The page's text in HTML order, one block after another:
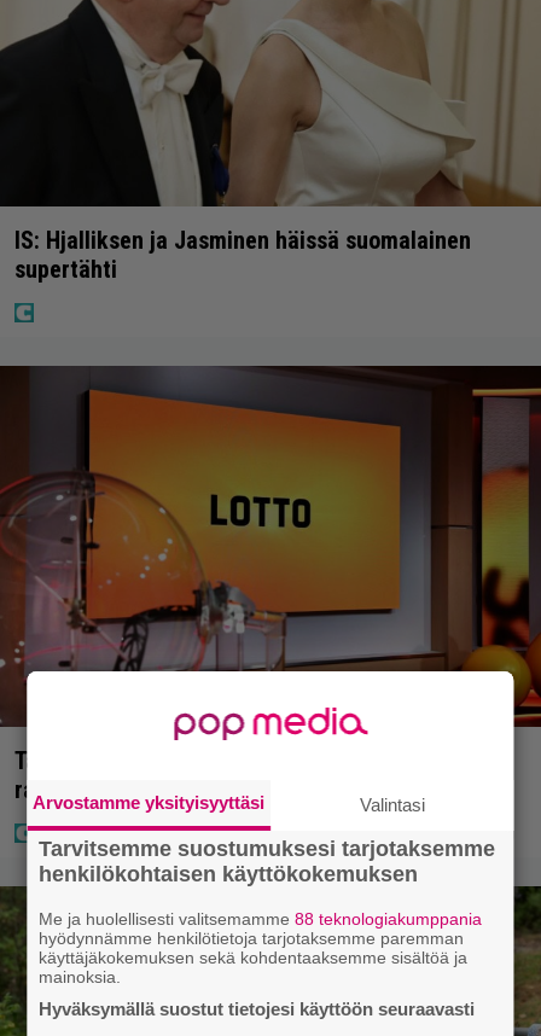
IS: Hjalliksen ja Jasminen häissä suomalainen
supertähti
Täällä pelattiin lauantain Loton ja Jokerin isot
rahat – Tokmannilla, ABC:lla, netissä…
Arvostamme yksityisyyttäsi Valintasi
Tarvitsemme suostumuksesi tarjotaksemme
henkilökohtaisen käyttökokemuksen
Me ja huolellisesti valitsemamme88 teknologiakumppania
hyödynnämme henkilötietoja tarjotaksemme paremman
käyttäjäkokemuksen sekä kohdentaaksemme sisältöä ja
mainoksia.
Hyväksymällä suostut tietojesi käyttöön seuraavasti